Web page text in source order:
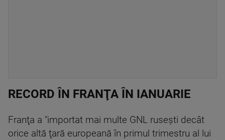
RECORD ÎN FRANŢA ÎN IANUARIE
Franţa a "importat mai multe GNL ruseşti decât
orice altă ţară europeană în primul trimestru al lui